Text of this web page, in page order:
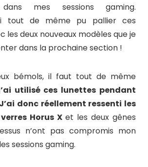
dans mes sessions gaming.
tout de même pu pallier ces
les deux nouveaux modèles que je
dans la prochaine section !
bémols, il faut tout de même
utilisé ces lunettes pendant
donc réellement ressenti les
Horus Xet les deux gênes
n’ont pas compromis mon
sessions gaming.